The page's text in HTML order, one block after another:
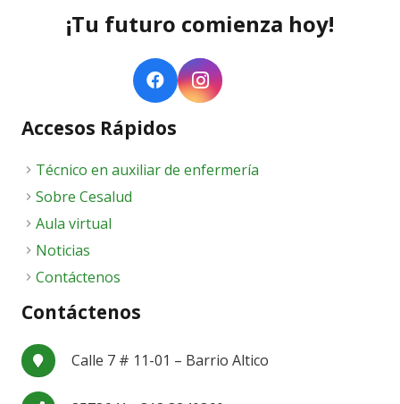
¡Tu futuro comienza hoy!
Accesos Rápidos
Técnico en auxiliar de enfermería
Sobre Cesalud
Aula virtual
Noticias
Contáctenos
Contáctenos
Calle 7 # 11-01 – Barrio Altico